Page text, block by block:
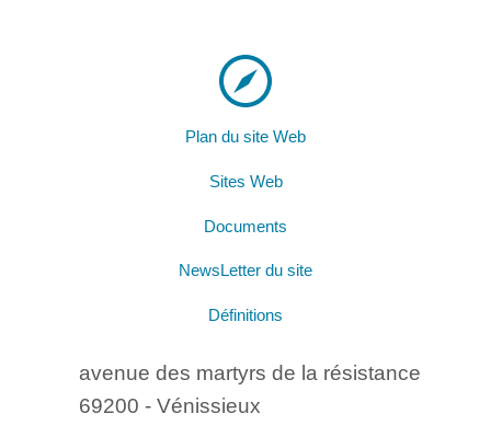
Plan du site Web
Sites Web
Documents
NewsLetter du site
Définitions
avenue des martyrs de la résistance
69200 - Vénissieux